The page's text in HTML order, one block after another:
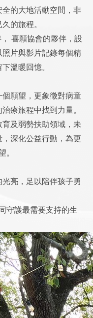
的大地活動空間，非
的旅程。
喜願協會的夥伴，設
片與影片記錄每個精
溫暖回憶。
願望，更象徵對病童
療旅程中找到力量。
及弱勢扶助領域，未
深化公益行動，為更
。
亮，足以陪伴孩子勇
守護最需要支持的生